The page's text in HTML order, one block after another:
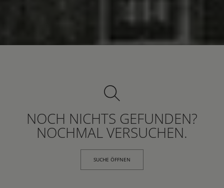
NOCH NICHTS GEFUNDEN?
NOCHMAL VERSUCHEN.
SUCHE ÖFFNEN